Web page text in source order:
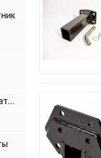
Отопители и подогреватели